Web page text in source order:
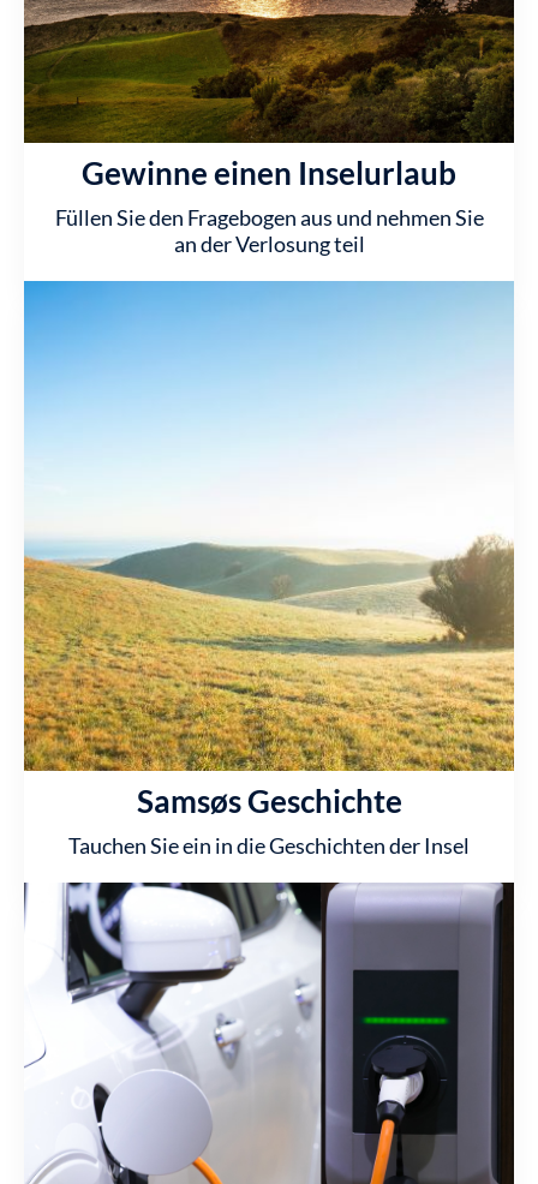
Gewinne einen Inselurlaub
Füllen Sie den Fragebogen aus und nehmen Sie
an der Verlosung teil
Samsøs Geschichte
Tauchen Sie ein in die Geschichten der Insel